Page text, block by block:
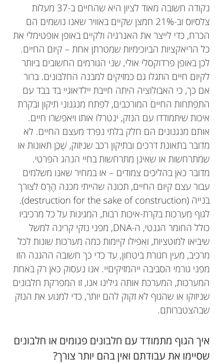
נקודה חשובה מאוד לציון היא שהחיים ב-37 מעלות
צלסיוס וב-21% חמצן שקיים באוויר שאנו נושמים הם
הכרח, כדי לייצר את האנרגיה ולקיים באופן אופטימלי את
כל הריאקציות הביוכימיות שמטרתן אחת – קיום החיים.
לכן באופן פרדוקסלי אולי, שני הגורמים החשובים ביותר
לקיום חיים התגלו גם כמזיקים למבנה החלבונים. ברור
אם כך, כי האבולוציה היתה חייבת יילדאוגיי בד בבד עם
התפתחות החיים המורכבים, לפתח מנגנוני תיקון ובקרת
איכות שיתמודדו עם הנזק, ינטרלו אותו ויאפשרו חיים.
אותם מנגנונים הם חלק בלתי נפרד מעצם החיים. לא
מדובר בתאונת דרכים ובתיקון רכב שניזוק, שֶׁכֵּן תאונות או
שמתרחשות או שאינן מתרחשות בחיי הנהג הפרטי.
מדובר כאן בהליכים צמודים – או במחיר שאנו משלמים
עבור עצם קיום החיים, תכונה שהייתי מכנה הֶרֶס לצורך
בנייה (destruction for the sake of construction).
לגוף מערכות בקרת-איכות רבות, המגינות על כל מרכיביו
כולל החומר הגנטי, ה-DNA, מפני נזקי קרינה למשל
שיביאו למוטציות, ואפילו קיימות כמה מערכות שונות לכל
מרכיב, מעין חגורת ביטחון, עד כדי כך חשובה ההגנה הזו
מפני גורמי הסביבה ייהמזיקיםיי. אנו נעסוק כאן רק באחת
המערכות, המערכת אותה גילינו אנו, זו המפרקת חלבונים
שניזוקו או שהגוף לא זקוק להם יותר, כדי למנוע את הנזק
שבהצטברותם.
איך הגוף מתמודד עם חלבונים פגומים או חלבונים
שסיימו את עבודתם ואין בהם יותר צורך?